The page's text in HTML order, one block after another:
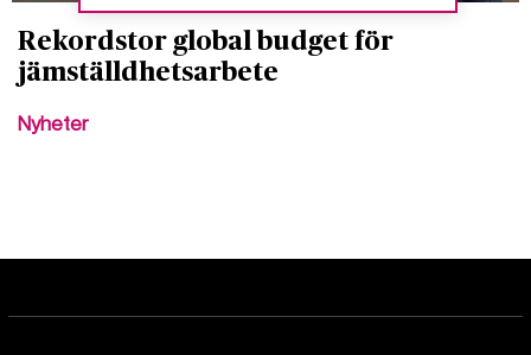
Rekordstor global budget för
jämställdhetsarbete
Nyheter